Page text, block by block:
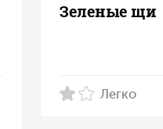
Зеленые щи
Легко